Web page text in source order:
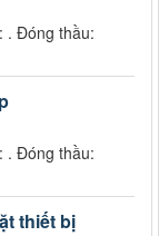
. Đóng thầu:
. Đóng thầu:
thiết bị